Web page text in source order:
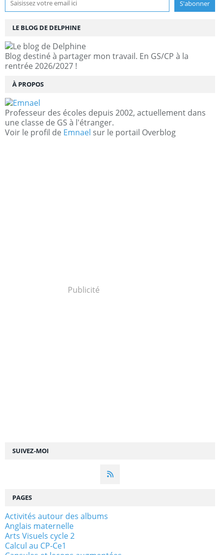
SUIVEZ-MOI
LE BLOG DE DELPHINE
Blog destiné à partager mon travail. En GS/CP à la
rentrée 2026/2027 !
À PROPOS
Professeur des écoles depuis 2002, actuellement dans
une classe de GS à l'étranger.
Voir le profil de Emnael sur le portail Overblog
Publicité
PAGES
Activités autour des albums
Anglais maternelle
Arts Visuels cycle 2
Calcul au CP-Ce1